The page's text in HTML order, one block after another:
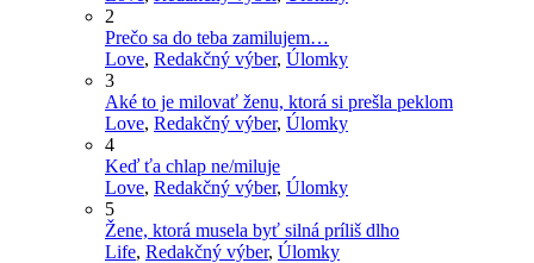
2
Prečo sa do teba zamilujem…
Love, Redakčný výber, Úlomky
3
Aké to je milovať ženu, ktorá si prešla peklom
Love, Redakčný výber, Úlomky
4
Keď ťa chlap ne/miluje
Love, Redakčný výber, Úlomky
5
Žene, ktorá musela byť silná príliš dlho
Life, Redakčný výber, Úlomky